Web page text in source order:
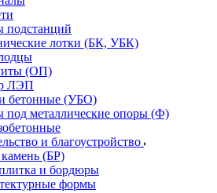
подстанций
лотки (БК, УБК)
(ОП)
ЛЭП
бетонные (УБО)
под металлические опоры (Ф)
и благоустройство
(БР)
и бордюры
формы